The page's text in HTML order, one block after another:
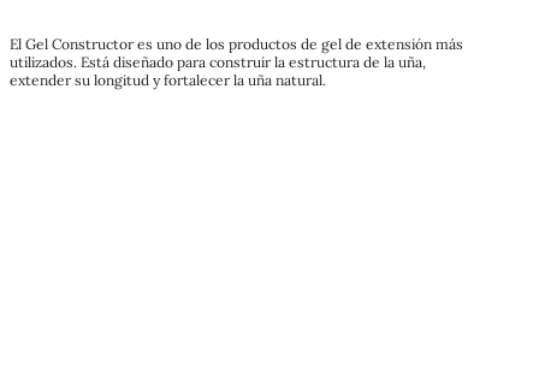
El Gel Constructor es uno de los productos de gel de extensión más
utilizados. Está diseñado para construir la estructura de la uña,
extender su longitud y fortalecer la uña natural.